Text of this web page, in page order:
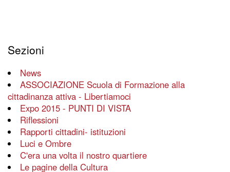
Sezioni
News
ASSOCIAZIONE Scuola di Formazione alla
cittadinanza attiva - Libertiamoci
Expo 2015 - PUNTI DI VISTA
Riflessioni
Rapporti cittadini- istituzioni
Luci e Ombre
C'era una volta il nostro quartiere
Le pagine della Cultura